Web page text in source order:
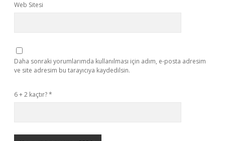
Web Sitesi
Daha sonraki yorumlarımda kullanılması için adım, e-posta adresim
ve site adresim bu tarayıcıya kaydedilsin.
6 + 2 kaçtır?*